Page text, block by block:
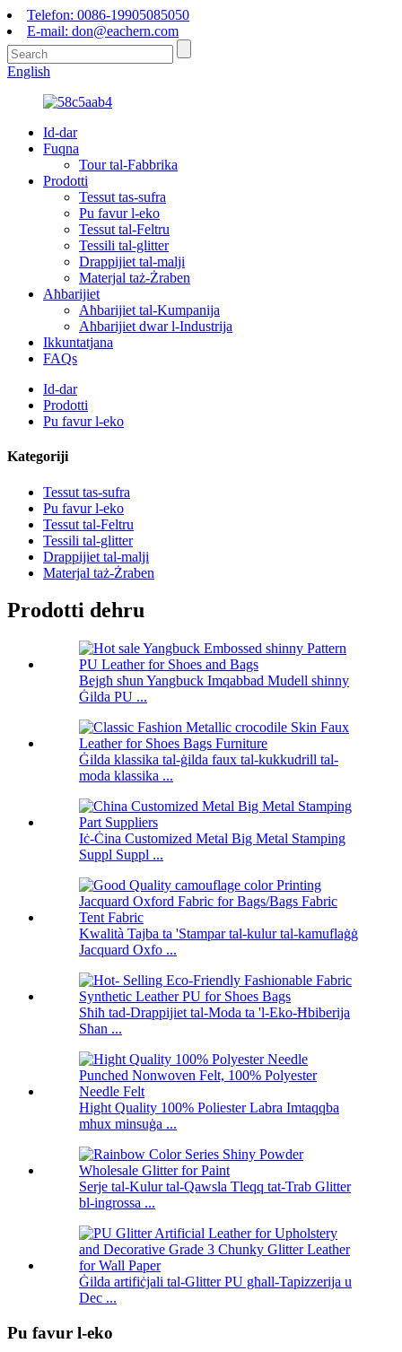
Telefon: 0086-19905085050
E-mail: don@eachern.com
English
Id-dar
Fuqna
Tour tal-Fabbrika
Prodotti
Tessut tas-sufra
Pu favur l-eko
Tessut tal-Feltru
Tessili tal-glitter
Drappijiet tal-malji
Materjal taż-Żraben
Aħbarijiet
Aħbarijiet tal-Kumpanija
Aħbarijiet dwar l-Industrija
Ikkuntatjana
FAQs
Id-dar
Prodotti
Pu favur l-eko
Kategoriji
Tessut tas-sufra
Pu favur l-eko
Tessut tal-Feltru
Tessili tal-glitter
Drappijiet tal-malji
Materjal taż-Żraben
Prodotti dehru
Bejgħ sħun Yangbuck Imqabbad Mudell shinny
Ġilda PU ...
Ġilda klassika tal-ġilda faux tal-kukkudrill tal-
moda klassika ...
Iċ-Ċina Customized Metal Big Metal Stamping
Suppl Suppl ...
Kwalità Tajba ta 'Stampar tal-kulur tal-kamuflaġġ
Jacquard Oxfo ...
Sħiħ tad-Drappijiet tal-Moda ta 'l-Eko-Ħbiberija
Sħan ...
Hight Quality 100% Poliester Labra Imtaqqba
mhux minsuġa ...
Serje tal-Kulur tal-Qawsla Tleqq tat-Trab Glitter
bl-ingrossa ...
Ġilda artifiċjali tal-Glitter PU għall-Tapizzerija u
Dec ...
Pu favur l-eko